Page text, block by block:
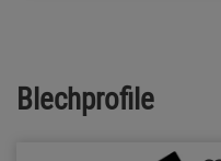
Blechprofile